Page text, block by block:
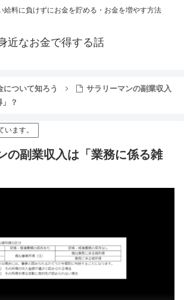
給料に負けずにお金を貯める・お金を増やす方法
近なお金で得する話
について知ろう
サラリーマンの副業収入
？
ます。
の副業収入は「業務に係る雑